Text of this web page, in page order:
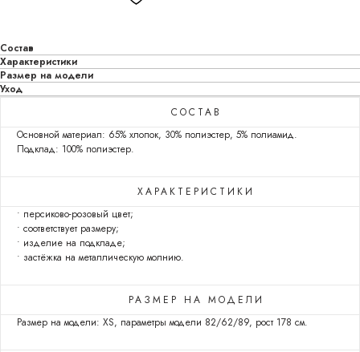
Состав
Характеристики
Размер на модели
Уход
СОСТАВ
Основной материал: 65% хлопок, 30% полиэстер, 5% полиамид.
Подклад: 100% полиэстер.
ХАРАКТЕРИСТИКИ
• персиково-розовый цвет;
• соответствует размеру;
• изделие на подкладе;
• застёжка на металлическую молнию.
РАЗМЕР НА МОДЕЛИ
Размер на модели: XS, параметры модели 82/62/89, рост 178 см.